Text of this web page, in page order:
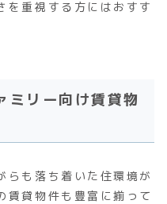
を重視する方にはおすす
リー向け賃貸物
らも落ち着いた住環境が
賃貸物件も豊富に揃って